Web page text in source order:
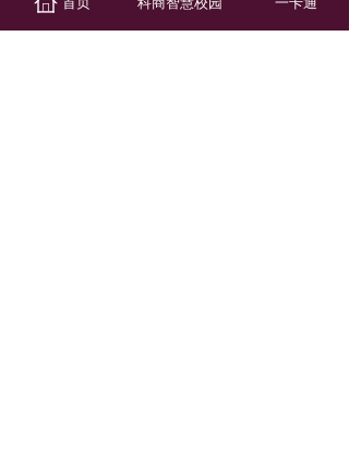
2022-09-12 2022-09-12